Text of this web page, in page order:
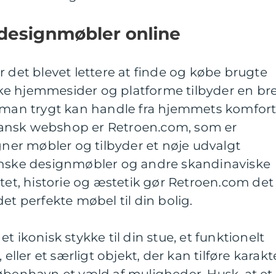
online
det blevet lettere at finde og købe brugte
hjemmesider og platforme tilbyder en
trygt kan handle fra hjemmets
webshop er Retroen.com, som er
møbler og tilbyder et nøje udvalgt
designmøbler og andre skandinaviske
historie og æstetik gør Retroen.com det
perfekte møbel til din bolig.
ikonisk stykke til din stue, et funktionelt
et særligt objekt, der kan tilføre